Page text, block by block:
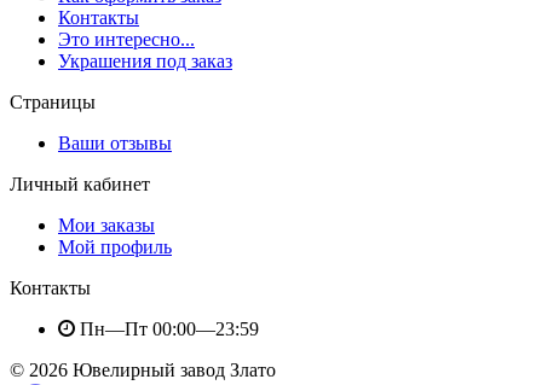
Контакты
Это интересно...
Украшения под заказ
Страницы
Ваши отзывы
Личный кабинет
Мои заказы
Мой профиль
Контакты
Пн—Пт 00:00—23:59
© 2026 Ювелирный завод Злато